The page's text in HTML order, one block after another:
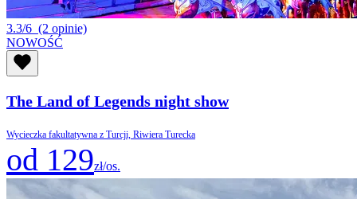
3.3/6 (2 opinie)
NOWOŚĆ
The Land of Legends night show
Wycieczka fakultatywna z Turcji, Riwiera Turecka
od 129zł/os.